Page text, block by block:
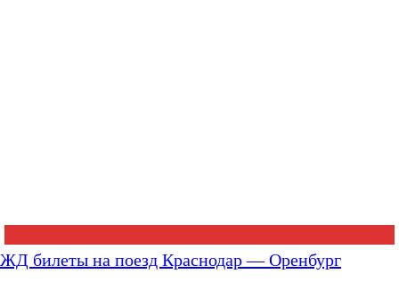
ЖД билеты на поезд Краснодар — Оренбург